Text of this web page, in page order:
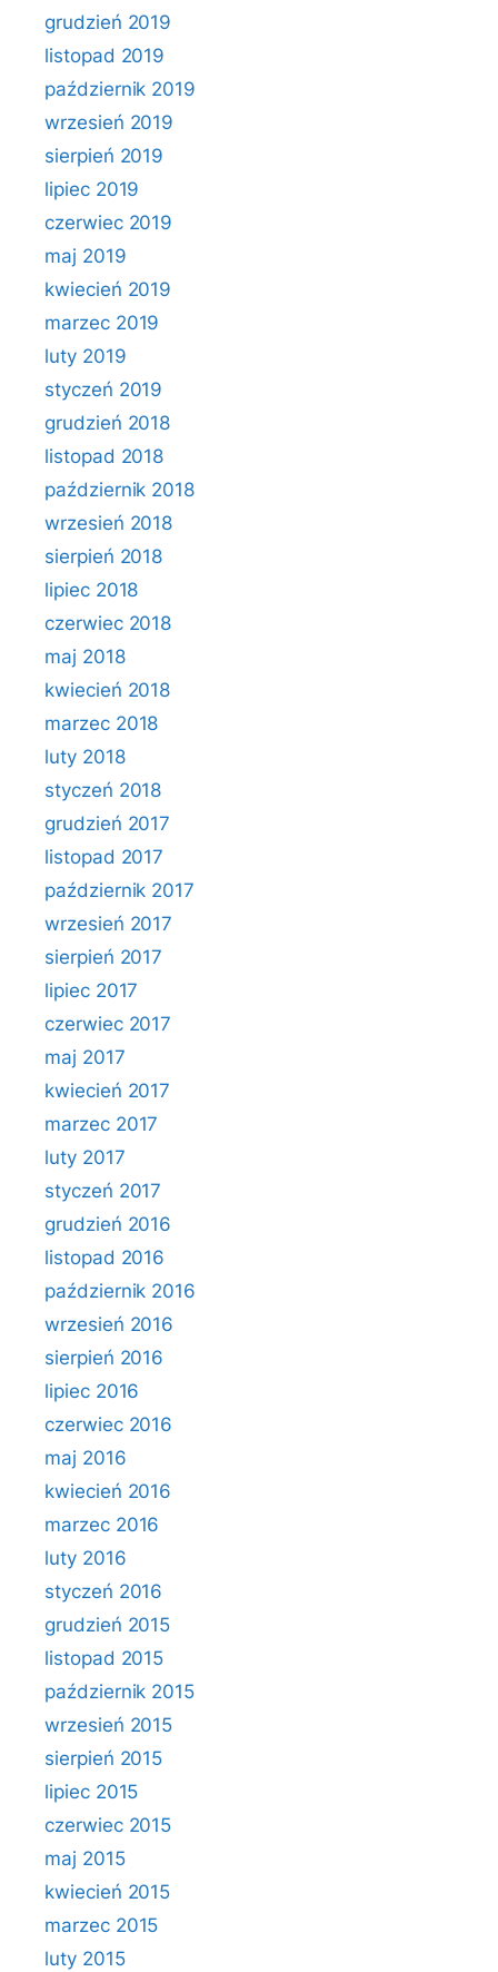
grudzień 2019
listopad 2019
październik 2019
wrzesień 2019
sierpień 2019
lipiec 2019
czerwiec 2019
maj 2019
kwiecień 2019
marzec 2019
luty 2019
styczeń 2019
grudzień 2018
listopad 2018
październik 2018
wrzesień 2018
sierpień 2018
lipiec 2018
czerwiec 2018
maj 2018
kwiecień 2018
marzec 2018
luty 2018
styczeń 2018
grudzień 2017
listopad 2017
październik 2017
wrzesień 2017
sierpień 2017
lipiec 2017
czerwiec 2017
maj 2017
kwiecień 2017
marzec 2017
luty 2017
styczeń 2017
grudzień 2016
listopad 2016
październik 2016
wrzesień 2016
sierpień 2016
lipiec 2016
czerwiec 2016
maj 2016
kwiecień 2016
marzec 2016
luty 2016
styczeń 2016
grudzień 2015
listopad 2015
październik 2015
wrzesień 2015
sierpień 2015
lipiec 2015
czerwiec 2015
maj 2015
kwiecień 2015
marzec 2015
luty 2015